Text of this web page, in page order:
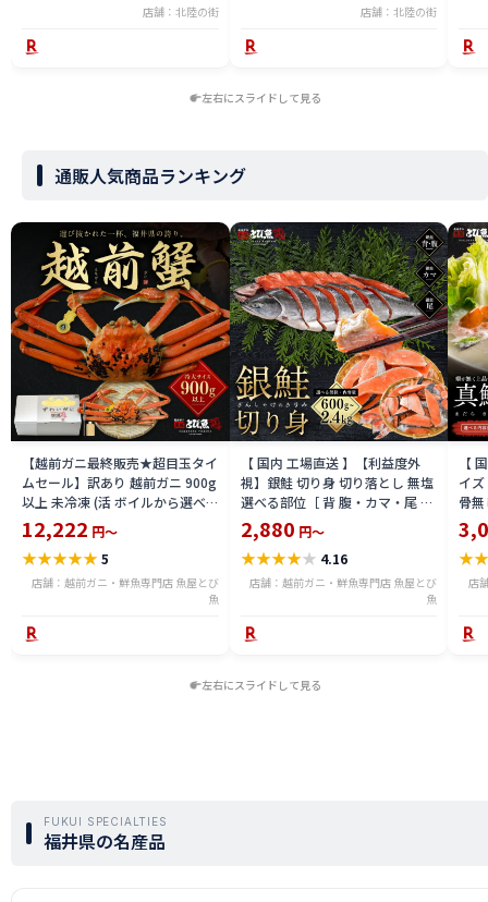
店舗：北陸の街 店舗：北陸の街
左右にスライドして見る
通販人気商品ランキング
【越前ガニ最終販売★超目玉タイ
ムセール】訳あり 越前ガニ 900g
以上 未冷凍 (活 ボイルから選べ
る) 福井県産 国産 産地直送 脚折
れ 訳ありカニ 越前がに ズワイガ
ニ 越前 かに 送料無料 etz-900w
12,222 円～
★★★★★5
店舗：越前ガニ・鮮魚専門店 魚屋とび
魚
【 国内 工場直送 】【利益度外
視】銀鮭 切り身 切り落とし 無塩
選べる部位［ 背 腹・カマ・尾 ］
600g〜2.4kg 骨取り・骨無し 骨
あり 切り落とし 骨取り・骨無し
切身 ses2301-12ka
2,880 円～
★★★★★ 4.16
店舗：越前ガニ・鮮魚専門店 魚屋とび
魚
【
イ
骨
(真
ライ
★
店
左右にスライドして見る
FUKUI SPECIALTIES
福井県の名産品